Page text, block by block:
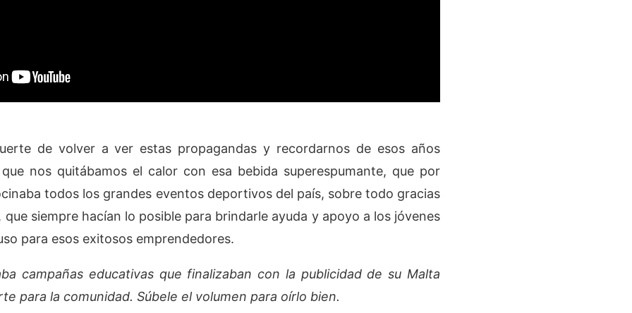
de volver a ver estas propagandas y recordarnos de esos años
nos quitábamos el calor con esa bebida superespumante, que por
todos los grandes eventos deportivos del país, sobre todo gracias
que siempre hacían lo posible para brindarle ayuda y apoyo a los jóvenes
para esos exitosos emprendedores.
campañas educativas que finalizaban con la publicidad de su Malta
para la comunidad. Súbele el volumen para oírlo bien.